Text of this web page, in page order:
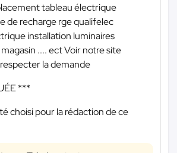
tableau électrique
de recharge rge qualifelec
installation luminaires
.... ect Voir notre site
la demande
***
choisi pour la rédaction de ce